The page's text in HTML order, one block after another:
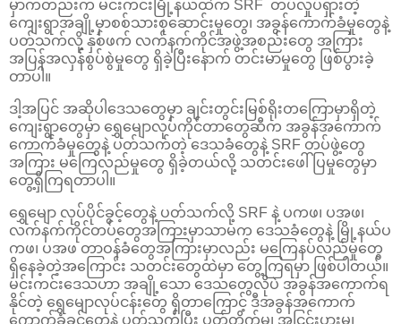
မှာကတည်းက မင်းကင်းမြို့နယ်ထဲက SRF တပ်လှုပ်ရှားတဲ့
ကျေးရွာအချို့မှာစစ်သားစုဆောင်းမှုတွေ၊ အခွန်ကောက်ခံမှုတွေနဲ့
ပတ်သက်လို့ နှစ်ဖက် လက်နက်ကိုင်အဖွဲ့အစည်းတွေ အကြား
အပြန်အလှန်စွပ်စွဲမှုတွေ ရှိခဲ့ပြီးနောက် တင်းမာမှုတွေ ဖြစ်ပွားခဲ့
တာပါ။
ဒါ့အပြင် အဆိုပါဒေသတွေမှာ ချင်းတွင်းမြစ်ရိုးတကြောမှာရှိတဲ့
ကျေးရွာတွေမှာ ရွှေမျောလုပ်ကိုင်တာတွေဆီက အခွန်အကောက်
ကောက်ခံမှုတွေနဲ့ ပတ်သက်တဲ့ ဒေသခံတွေနဲ့ SRF တပ်ဖွဲ့တွေ
အကြား မကြေလည်မှုတွေ ရှိခဲ့တယ်လို့ သတင်းဖေါ်ပြမှုတွေမှာ
တွေ့ရှိကြရတာပါ။
ရွှေမျော လုပ်ပိုင်ခွင့်တွေနဲ့ ပတ်သက်လို့ SRF နဲ့ ပကဖ၊ ပအဖ၊
လက်နက်ကိုင်တပ်တွေအကြားမှာသာမက ဒေသခံတွေနဲ့ မြို့နယ်ပ
ကဖ၊ ပအဖ တာဝန်ခံတွေအကြားမှာလည်း မကြေနပ်လည်မှုတွေ
ရှိနေခဲ့တဲ့အကြောင်း သတင်းတွေထဲမှာ တွေ့ကြရမှာ ဖြစ်ပါတယ်။
မင်းကင်းဒေသဟာ အချို့သော ဒေသတွေလိုပဲ အခွန်အကောက်ရ
နိုင်တဲ့ ရွှေမျောလုပ်ငန်းတွေ ရှိတာကြောင့် ဒီအခွန်အကောက်
ကောက်ခံခွင့်တွေနဲ့ ပတ်သက်ပြီး ပွတ်တိုက်မှု၊ အငြင်းပွားမှု၊